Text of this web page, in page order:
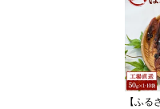
時短 富
氷見
営 ひ
【ふる